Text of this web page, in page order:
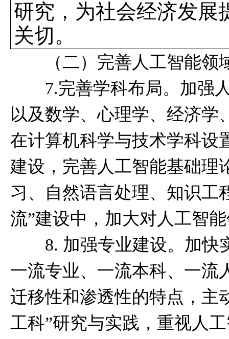
研究，为社会经济发展
关切。
（二）完善人工智能领
7.完善学科布局。加强人
以及数学、心理学、经济学
在计算机科学与技术学科设
建设，完善人工智能基础理
习、自然语言处理、知识工
流”建设中，加大对人工智
8. 加强专业建设。加快实
一流专业、一流本科、一流
迁移性和渗透性的特点，主
工科”研究与实践，重视人